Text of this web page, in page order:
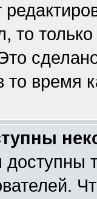
то
то время